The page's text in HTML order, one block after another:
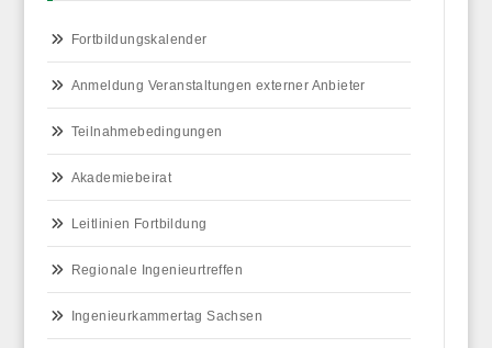
Fortbildungskalender
Anmeldung Veranstaltungen externer Anbieter
Teilnahmebedingungen
Akademiebeirat
Leitlinien Fortbildung
Regionale Ingenieurtreffen
Ingenieurkammertag Sachsen